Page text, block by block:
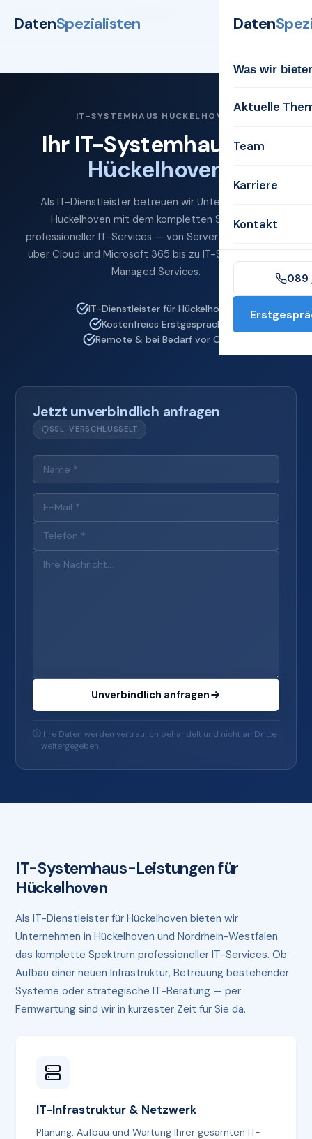
DatenSpezialisten Daten
Was wir
Aktuelle
Team
Karriere
Kontakt
089
IT-SYSTEMHAUS HÜCKELHOVEN
Ihr IT-Systemhaus für
Hückelhoven
Als IT-Dienstleister betreuen wir Unternehmen in
Hückelhoven mit dem kompletten Spektrum
professioneller IT-Services — von Server und Netzwerk
über Cloud und Microsoft 365 bis zu IT-Sicherheit und
Managed Services.
IT-Dienstleister für Hückelhoven
Kostenfreies Erstgespräch
Remote & bei Bedarf vor Ort
Jetzt unverbindlich anfragen
SSL-VERSCHLÜSSELT
Unverbindlich anfragen
Ihre Daten werden vertraulich behandelt und nicht an Dritte
weitergegeben.
IT-Systemhaus-Leistungen für
Hückelhoven
Als IT-Dienstleister für Hückelhoven bieten wir
Unternehmen in Hückelhoven und Nordrhein-Westfalen
das komplette Spektrum professioneller IT-Services. Ob
Aufbau einer neuen Infrastruktur, Betreuung bestehender
Systeme oder strategische IT-Beratung — per
Fernwartung sind wir in kürzester Zeit für Sie da.
IT-Infrastruktur & Netzwerk
Planung, Aufbau und Wartung Ihrer gesamten IT-